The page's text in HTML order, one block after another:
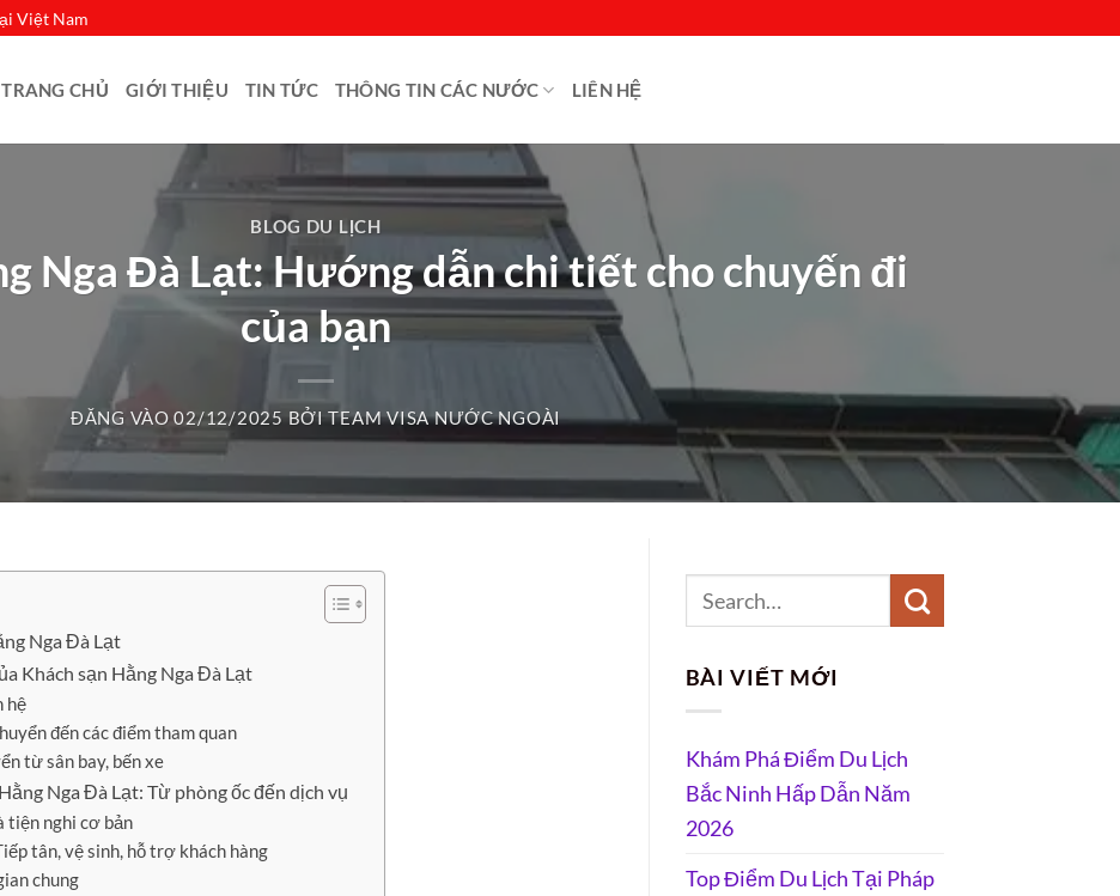
Việt Nam
TRANG CHỦ GIỚI THIỆU TIN TỨC THÔNG TIN CÁC NƯỚC LIÊN HỆ
BLOG DU LỊCH
Nga Đà Lạt: Hướng dẫn chi tiết cho chuyến đi
của bạn
ĐĂNG VÀO02/12/2025 BỞITEAM VISA NƯỚC NGOÀI
Nga Đà Lạt
Khách sạn Hằng Nga Đà Lạt
hệ
đến các điểm tham quan
từ sân bay, bến xe
Nga Đà Lạt: Từ phòng ốc đến dịch vụ
tiện nghi cơ bản
tân, vệ sinh, hỗ trợ khách hàng
chung
BÀI VIẾT MỚI
Khám Phá Điểm Du Lịch
Bắc Ninh Hấp Dẫn Năm
2026
Top Điểm Du Lịch Tại Pháp